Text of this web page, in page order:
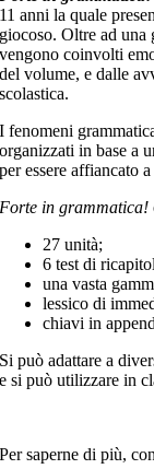
11 anni la quale
giocoso. Oltre ad una
vengono coinvolti
del volume, e dalle
scolastica.
I fenomeni
organizzati in base a
per essere affiancato
Forte in grammatica!
27 unità;
6 test di
una vasta
lessico di
chiavi in
Si può adattare a
e si può utilizzare in
Per saperne di più,